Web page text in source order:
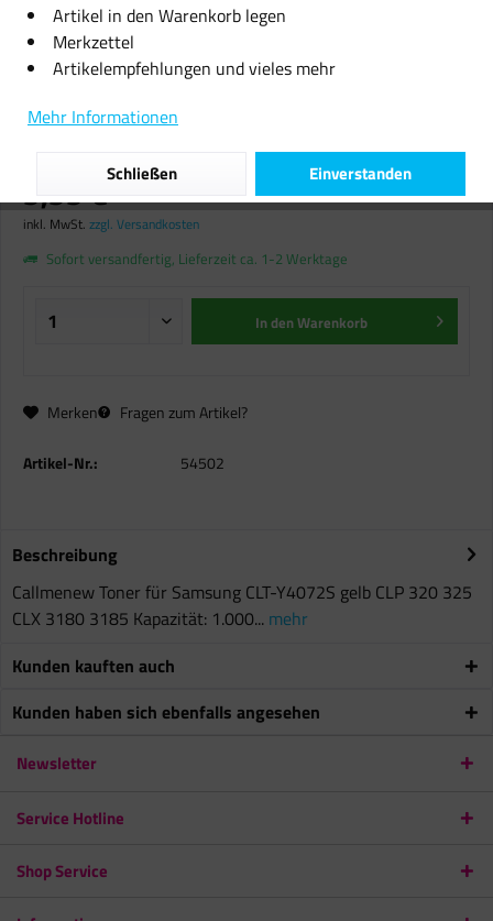
Callmenew Toner für Samsung
CLT-Y4072S gelb CLP 320 325 CLX
9,99 € *
inkl. MwSt. zzgl. Versandkosten
Sofort versandfertig, Lieferzeit ca. 1-2 Werktage
In denWarenkorb
Merken Fragen zum Artikel?
Artikel-Nr.: 54502
Beschreibung
Callmenew Toner für Samsung CLT-Y4072S gelb CLP 320 325
CLX 3180 3185 Kapazität: 1.000... mehr
Kunden kauften auch
Kunden haben sich ebenfalls angesehen
Newsletter
Service Hotline
Shop Service
Artikel in den Warenkorb legen
Merkzettel
Artikelempfehlungen und vieles mehr
Mehr Informationen
Einverstanden
Schließen